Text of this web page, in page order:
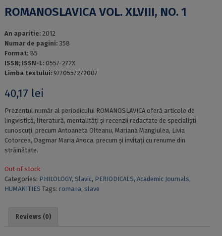
ROMANOSLAVICA VOL. XLVIII, NO. 1
An aparitie: 2012
Numar de pagini: 358
Format: B5
ISSN; ISSN-L: 0557-272X
Limba textului: 9770557272007
40,17 lei
Prezentul număr al periodicului ROMANOSLAVICA oferă articole de
lingvistică, literatură, mentalități și recenzii redactate de specialiști
cunoscuți, precum Antoaneta Olteanu, Mariana Mangiulea, Livia
Cotorcea, Dagmar Maria Anoca, precum și invitați cu renume din
străinătate.
Out of stock
Categories: PHILOLOGY, Slavic, PERIODICALS, Academic Journals,
HUMANITIES Tags: romana, slave
Reviews (0)